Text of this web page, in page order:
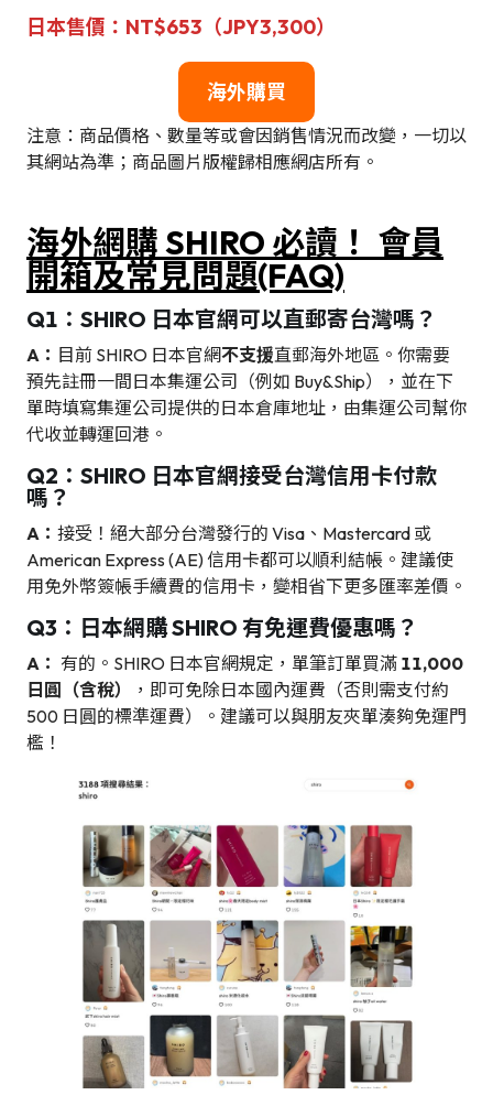
日本售價：NT$653（JPY3,300）
海外購買
注意：商品價格、數量等或會因銷售情況而改變，一切以
其網站為準；商品圖片版權歸相應網店所有。
海外網購 SHIRO 必讀！ 會員
開箱及常見問題(FAQ)
Q1：SHIRO 日本官網可以直郵寄台灣嗎？
A： 目前 SHIRO 日本官網不支援直郵海外地區。你需要
預先註冊一間日本集運公司（例如 Buy&Ship），並在下
單時填寫集運公司提供的日本倉庫地址，由集運公司幫你
代收並轉運回港。
Q2：SHIRO 日本官網接受台灣信用卡付款
嗎？
A： 接受！絕大部分台灣發行的 Visa、Mastercard 或
American Express (AE) 信用卡都可以順利結帳。建議使
用免外幣簽帳手續費的信用卡，變相省下更多匯率差價。
Q3：日本網購 SHIRO 有免運費優惠嗎？
A： 有的。SHIRO 日本官網規定，單筆訂單買滿 11,000
日圓（含稅）
，即可免除日本國內運費（否則需支付約
500 日圓的標準運費）。建議可以與朋友夾單湊夠免運門
檻！